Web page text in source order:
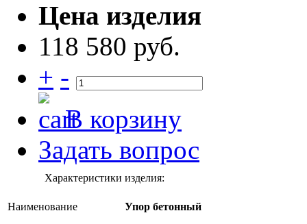
Цена изделия
118 580 руб.
+ -
В корзину
Задать вопрос
Характеристики изделия:
Наименование Упор бетонный